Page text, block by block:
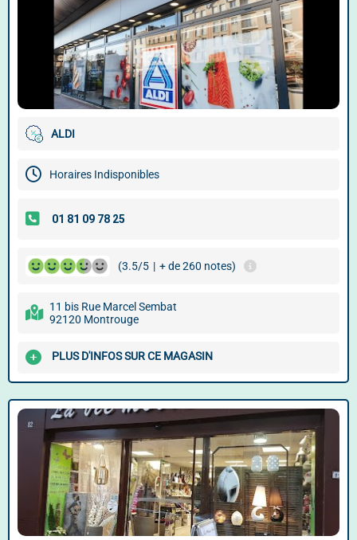
ALDI
Horaires Indisponibles
(3.5/5 | + de 260 notes)
11 bis Rue Marcel Sembat
92120 Montrouge
PLUS D'INFOS SUR CE MAGASIN